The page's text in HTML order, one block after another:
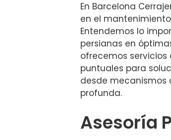
En Barcelona
en el
Entendemos lo
persianas en
ofrecemos servicios
puntuales para
desde mecanismos
profunda.
Asesoría